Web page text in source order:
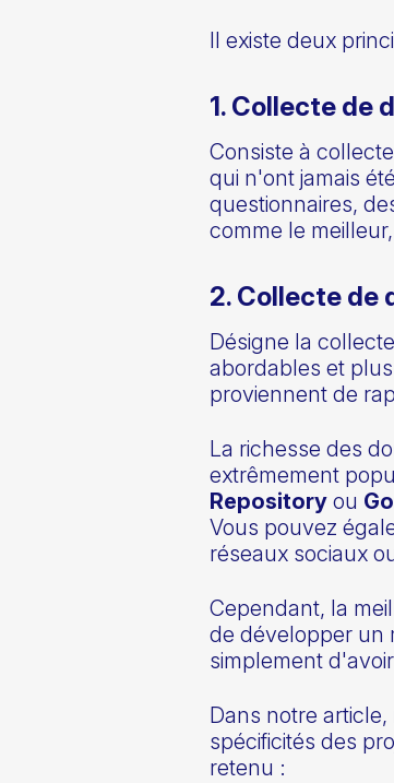
Il existe deux
1. Collecte de
Consiste à
qui n'ont jamais
questionnaires,
comme le
2. Collecte de
Désigne la
abordables et
proviennent de
La richesse des
extrêmement
Repository ou
Vous pouvez
réseaux sociaux
Cependant, la
de développer un
simplement
Dans notre
spécificités des
retenu :